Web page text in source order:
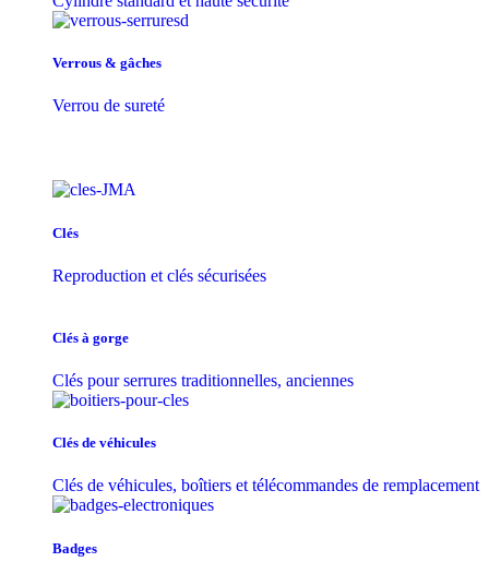
Verrous & gâches
Verrou de sureté
Clés
Reproduction et clés sécurisées
Clés à gorge
Clés pour serrures traditionnelles, anciennes
Clés de véhicules
Clés de véhicules, boîtiers et télécommandes de remplacement
Badges